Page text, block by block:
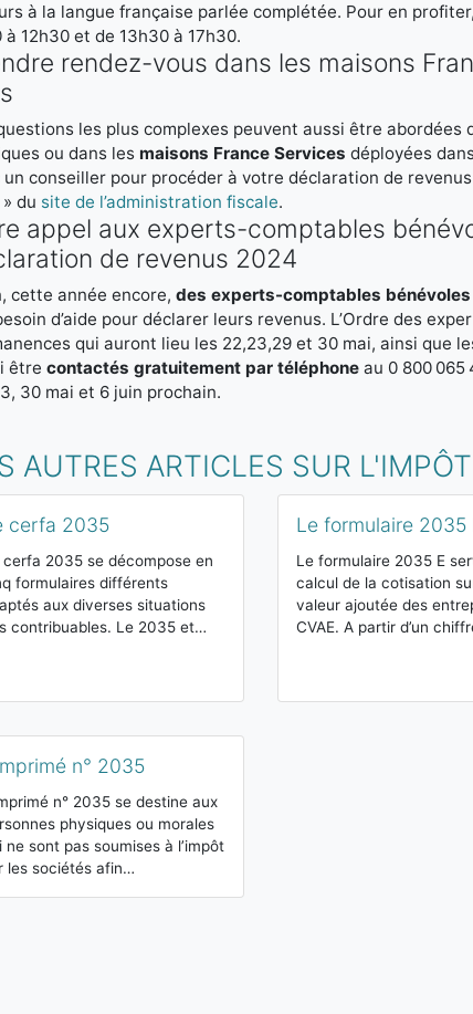
à la langue française parlée complétée. Pour en
à 12h30 et de 13h30 à 17h30.
rendez-vous dans les maisons
les plus complexes peuvent aussi être abordées
ou dans les maisons France Services déployées
un conseiller pour procéder à votre déclaration de
du site de l’administration fiscale.
appel aux experts-comptables
de revenus 2024
cette année encore, des experts-comptables bénévoles
d’aide pour déclarer leurs revenus. L’Ordre des
qui auront lieu les 22,23,29 et 30 mai, ainsi que
être contactés gratuitement par téléphone au 0 800 065
30 mai et 6 juin prochain.
AUTRES ARTICLES SUR
cerfa 2035
cerfa 2035 se décompose en
formulaires différents
aux diverses situations
contribuables. Le 2035 et…
Le formulaire 2035
Le formulaire 2035 E
calcul de la cotisation
valeur ajoutée des
CVAE. A partir d’un
n° 2035
n° 2035 se destine aux
physiques ou morales
ne sont pas soumises à l’impôt
les sociétés afin…